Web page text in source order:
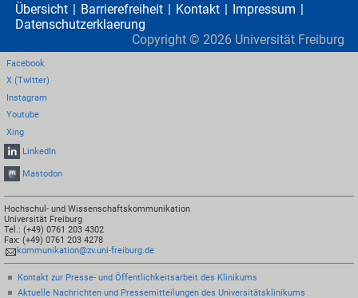
Übersicht Barrierefreiheit Kontakt
Impressum
Datenschutzerklaerung
Copyright © 2026 Universität Freiburg
Facebook
X (Twitter)
Instagram
Youtube
Xing
LinkedIn
Mastodon
Hochschul- und Wissenschaftskommunikation
Universität Freiburg
Tel.: (+49) 0761 203 4302
Fax: (+49) 0761 203 4278
kommunikation@zv.uni-freiburg.de
Kontakt zur Presse- und Öffentlichkeitsarbeit des Klinikums
Aktuelle Nachrichten und Pressemitteilungen des Universitätsklinikums